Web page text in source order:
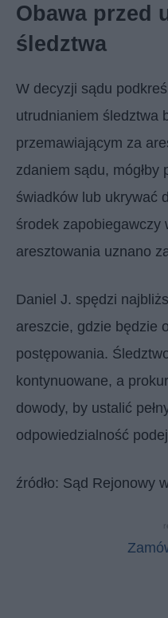
Obawa przed
śledztwa
W decyzji sądu
utrudnianiem śledztwa
przemawiającym za
zdaniem sądu, mógłby
świadków lub ukrywać
środek zapobiegawczy
aresztowania uznano
Daniel J. spędzi
areszcie, gdzie będzie
postępowania.
kontynuowane, a
dowody, by ustalić
odpowiedzialność
źródło: Sąd Rejonowy